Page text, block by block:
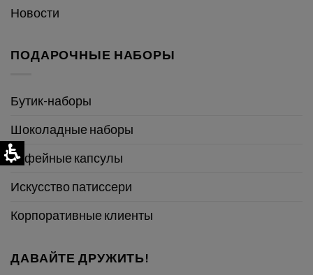
Новости
ПОДАРОЧНЫЕ НАБОРЫ
Бутик-наборы
Шоколадные наборы
Кофейные капсулы
Искусство патиссери
Корпоративные клиенты
ДАВАЙТЕ ДРУЖИТЬ!